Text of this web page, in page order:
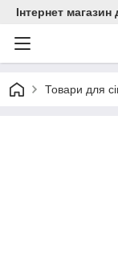
Інтернет магазин
Товари для